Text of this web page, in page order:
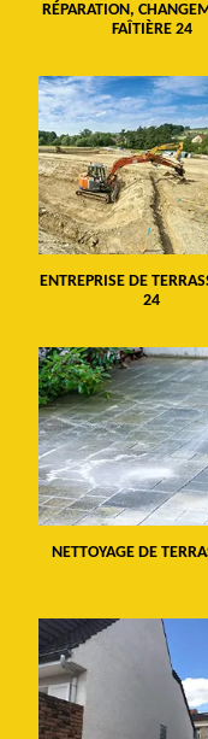
RÉPARATION,
FAÎTIÈRE 24
ENTREPRISE DE
24
NETTOYAGE DE